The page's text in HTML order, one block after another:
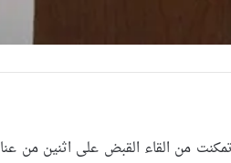
تمكنت من القاء القبض على اثنين من